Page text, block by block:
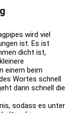
wird viel
ist. Es ist
dicht ist,
einem beim
Wortes schnell
dann schnell die
sodass es unter